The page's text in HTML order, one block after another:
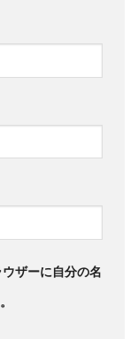
ザーに自分の名